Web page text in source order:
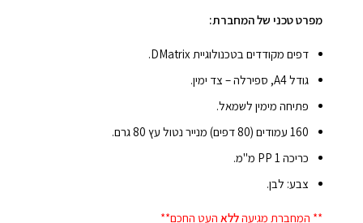
מפרט טכני של המחברת:
דפים מקודדים בטכנולוגיית DMatrix.
גודל A4, ספירלה – צד ימין.
פתיחה מימין לשמאל.
160 עמודים (80 דפים) מנייר נטול עץ 80 גרם.
כריכה PP 1 מ"מ.
צבע: לבן.
** המחברת מגיעהללא העט החכם**